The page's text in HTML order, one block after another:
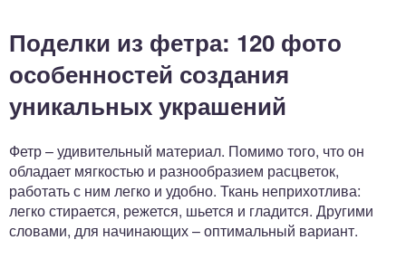
Поделки из фетра: 120 фото
особенностей создания
уникальных украшений
Фетр – удивительный материал. Помимо того, что он
обладает мягкостью и разнообразием расцветок,
работать с ним легко и удобно. Ткань неприхотлива:
легко стирается, режется, шьется и гладится. Другими
словами, для начинающих – оптимальный вариант.